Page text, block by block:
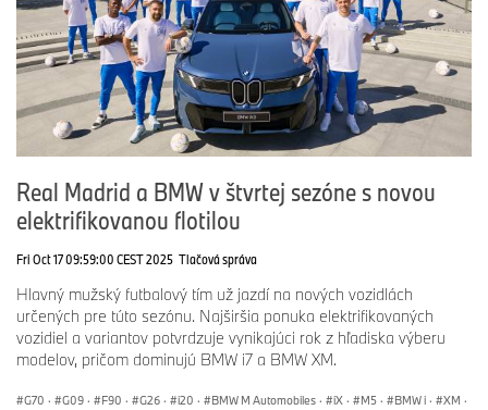
Real Madrid a BMW v štvrtej sezóne s novou
elektrifikovanou flotilou
Fri Oct 17 09:59:00 CEST 2025 Tlačová správa
Hlavný mužský futbalový tím už jazdí na nových vozidlách
určených pre túto sezónu. Najširšia ponuka elektrifikovaných
vozidiel a variantov potvrdzuje vynikajúci rok z hľadiska výberu
modelov, pričom dominujú BMW i7 a BMW XM.
G70 · G09 · F90 · G26 · i20 · BMW M Automobiles · iX · M5 · BMW i · XM ·